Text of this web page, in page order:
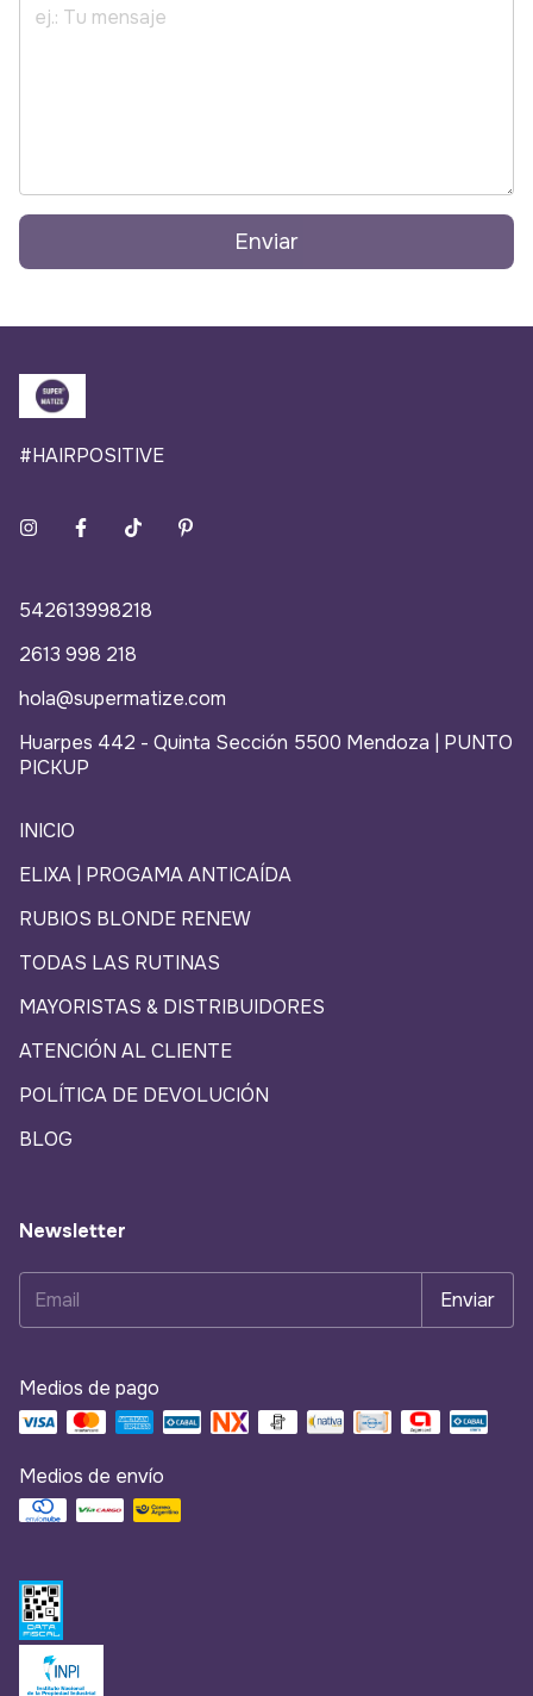
Enviar
#HAIRPOSITIVE
542613998218
2613 998 218
hola@supermatize.com
Huarpes 442 - Quinta Sección 5500 Mendoza | PUNTO
PICKUP
INICIO
ELIXA | PROGAMA ANTICAÍDA
RUBIOS BLONDE RENEW
TODAS LAS RUTINAS
MAYORISTAS & DISTRIBUIDORES
ATENCIÓN AL CLIENTE
POLÍTICA DE DEVOLUCIÓN
BLOG
Newsletter
Medios de pago
Medios de envío